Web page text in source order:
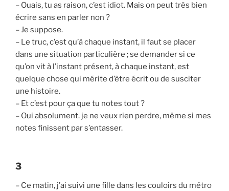
– Ouais, tu as raison, c’est idiot. Mais on peut très bien
écrire sans en parler non ?
– Je suppose.
– Le truc, c’est qu’à chaque instant, il faut se placer
dans une situation particulière ; se demander si ce
qu’on vit à l’instant présent, à chaque instant, est
quelque chose qui mérite d’être écrit ou de susciter
une histoire.
– Et c’est pour ça que tu notes tout ?
– Oui absolument. je ne veux rien perdre, même si mes
notes finissent par s’entasser.
3
– Ce matin, j’ai suivi une fille dans les couloirs du métro